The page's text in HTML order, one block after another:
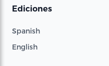
Ediciones
Spanish
English